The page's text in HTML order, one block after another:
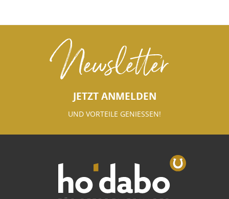
Newsletter
JETZT ANMELDEN
UND VORTEILE GENIESSEN!